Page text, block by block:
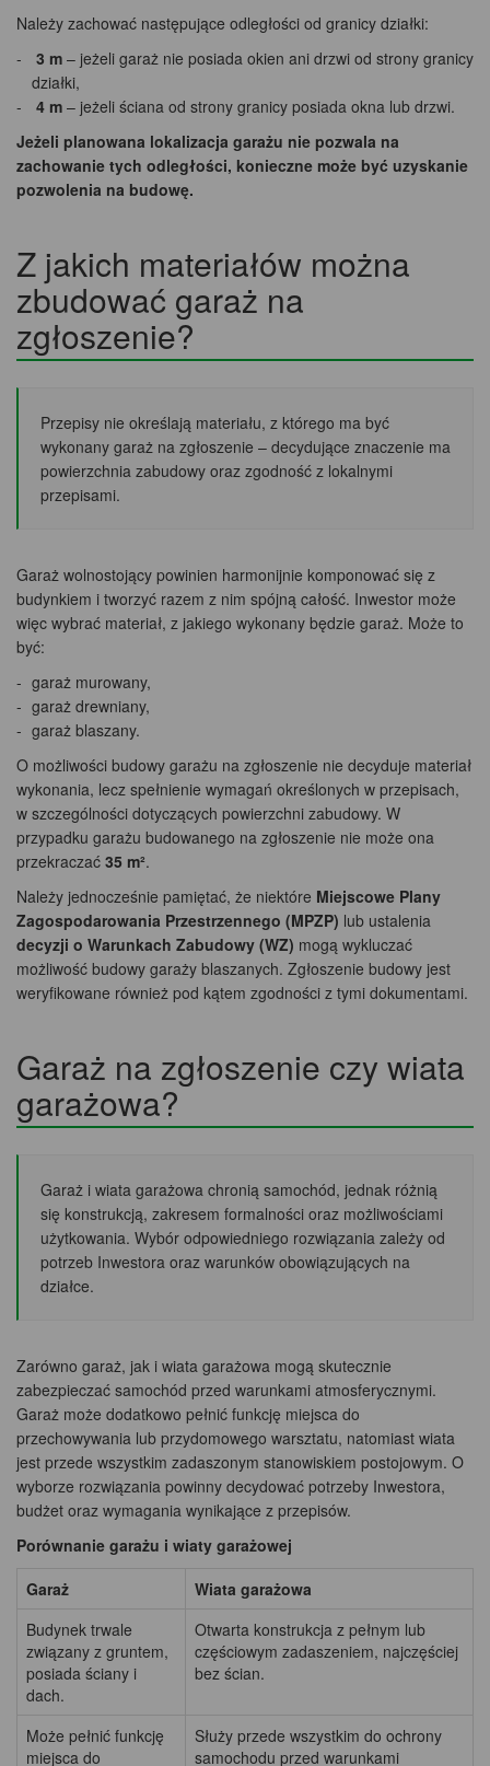
Należy zachować następujące odległości od granicy działki:
3 m – jeżeli garaż nie posiada okien ani drzwi od strony granicy
działki,
4 m – jeżeli ściana od strony granicy posiada okna lub drzwi.
Jeżeli planowana lokalizacja garażu nie pozwala na
zachowanie tych odległości, konieczne może być uzyskanie
pozwolenia na budowę.
Z jakich materiałów można
zbudować garaż na
zgłoszenie?
Przepisy nie określają materiału, z którego ma być
wykonany garaż na zgłoszenie – decydujące znaczenie ma
powierzchnia zabudowy oraz zgodność z lokalnymi
przepisami.
Garaż wolnostojący powinien harmonijnie komponować się z
budynkiem i tworzyć razem z nim spójną całość. Inwestor może
więc wybrać materiał, z jakiego wykonany będzie garaż. Może to
być:
garaż murowany,
garaż drewniany,
garaż blaszany.
O możliwości budowy garażu na zgłoszenie nie decyduje materiał
wykonania, lecz spełnienie wymagań określonych w przepisach,
w szczególności dotyczących powierzchni zabudowy. W
przypadku garażu budowanego na zgłoszenie nie może ona
przekraczać 35 m².
Należy jednocześnie pamiętać, że niektóre Miejscowe Plany
Zagospodarowania Przestrzennego (MPZP) lub ustalenia
decyzji o Warunkach Zabudowy (WZ) mogą wykluczać
możliwość budowy garaży blaszanych. Zgłoszenie budowy jest
weryfikowane również pod kątem zgodności z tymi dokumentami.
Garaż na zgłoszenie czy wiata
garażowa?
Garaż i wiata garażowa chronią samochód, jednak różnią
się konstrukcją, zakresem formalności oraz możliwościami
użytkowania. Wybór odpowiedniego rozwiązania zależy od
potrzeb Inwestora oraz warunków obowiązujących na
działce.
Zarówno garaż, jak i wiata garażowa mogą skutecznie
zabezpieczać samochód przed warunkami atmosferycznymi.
Garaż może dodatkowo pełnić funkcję miejsca do
przechowywania lub przydomowego warsztatu, natomiast wiata
jest przede wszystkim zadaszonym stanowiskiem postojowym. O
wyborze rozwiązania powinny decydować potrzeby Inwestora,
budżet oraz wymagania wynikające z przepisów.
Porównanie garażu i wiaty garażowej
Garaż
Wiata garażowa
Budynek trwale
związany z gruntem,
posiada ściany i
dach.
Otwarta konstrukcja z pełnym lub
częściowym zadaszeniem, najczęściej
bez ścian.
Może pełnić funkcję
miejsca do
Służy przede wszystkim do ochrony
samochodu przed warunkami